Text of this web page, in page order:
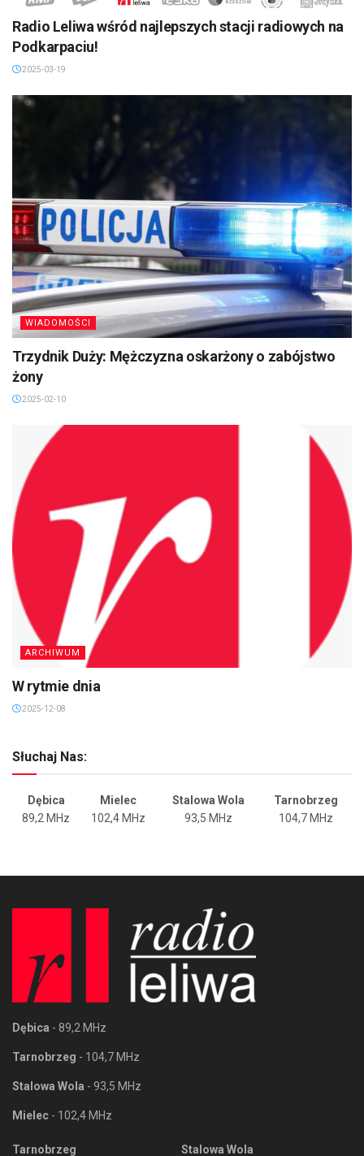
Radio Leliwa wśród najlepszych stacji radiowych na
Podkarpaciu!
2025-03-19
WIADOMOŚCI
Trzydnik Duży: Mężczyzna oskarżony o zabójstwo
żony
2025-02-10
ARCHIWUM
W rytmie dnia
2025-12-08
Słuchaj Nas:
Dębica Mielec Stalowa Wola
Tarnobrzeg
89,2 MHz
102,4 MHz 93,5 MHz 104,7 MHz
Dębica - 89,2 MHz
Tarnobrzeg - 104,7 MHz
Stalowa Wola - 93,5 MHz
Mielec - 102,4 MHz
Tarnobrzeg Stalowa Wola